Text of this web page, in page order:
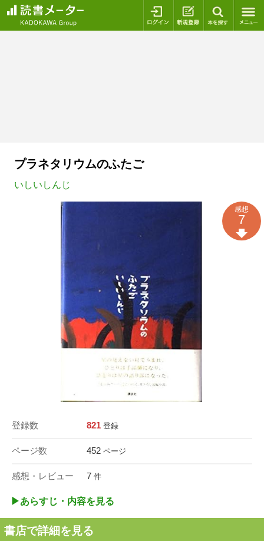
ログイン 新規登録
プラネタリウムのふたご
いしいしんじ
登録数 821 登録
ページ数 452 ページ
感想・レビュー 7 件
感想
7
▶︎あらすじ・内容を見る
書店で詳細を見る